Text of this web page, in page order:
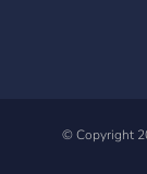
© Copyright